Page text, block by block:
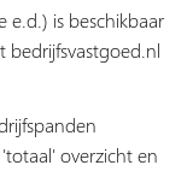
is beschikbaar
overzicht en